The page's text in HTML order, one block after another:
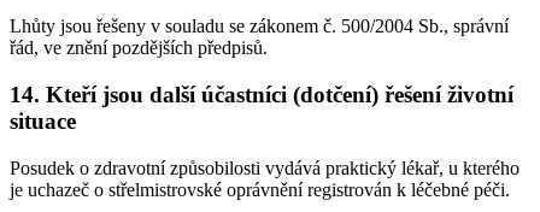
Lhůty jsou řešeny v souladu se zákonem č. 500/2004 Sb., správní
řád, ve znění pozdějších předpisů.
14. Kteří jsou další účastníci (dotčení) řešení životní
situace
Posudek o zdravotní způsobilosti vydává praktický lékař, u kterého
je uchazeč o střelmistrovské oprávnění registrován k léčebné péči.